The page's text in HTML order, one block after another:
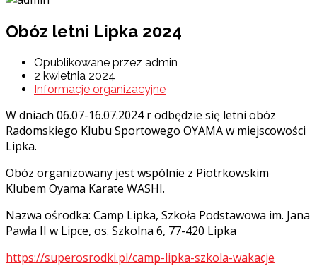
Obóz letni Lipka 2024
Opublikowane przez admin
2 kwietnia 2024
Informacje organizacyjne
W dniach 06.07-16.07.2024 r odbędzie się letni obóz
Radomskiego Klubu Sportowego OYAMA w miejscowości
Lipka.
Obóz organizowany jest wspólnie z Piotrkowskim
Klubem Oyama Karate WASHI.
Nazwa ośrodka: Camp Lipka, Szkoła Podstawowa im. Jana
Pawła II w Lipce, os. Szkolna 6, 77-420 Lipka
https://superosrodki.pl/camp-lipka-szkola-wakacje